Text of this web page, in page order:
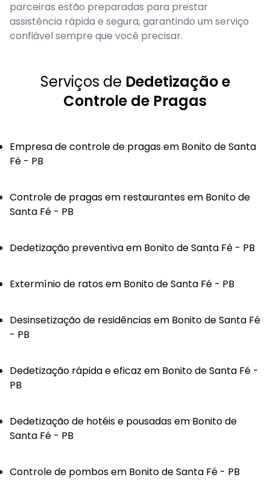
parceiras estão preparadas para prestar
assistência rápida e segura, garantindo um serviço
confiável sempre que você precisar.
Serviços de Dedetização e
Controle de Pragas
Empresa de controle de pragas em Bonito de Santa
Fé - PB
Controle de pragas em restaurantes em Bonito de
Santa Fé - PB
Dedetização preventiva em Bonito de Santa Fé - PB
Extermínio de ratos em Bonito de Santa Fé - PB
Desinsetização de residências em Bonito de Santa Fé
- PB
Dedetização rápida e eficaz em Bonito de Santa Fé -
PB
Dedetização de hotéis e pousadas em Bonito de
Santa Fé - PB
Controle de pombos em Bonito de Santa Fé - PB